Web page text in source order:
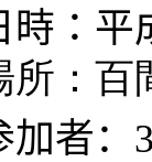
時：平
所：
加者：